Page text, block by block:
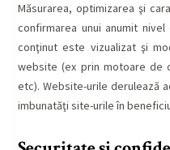
Măsurarea, optimizarea şi
confirmarea unui anumit
conţinut este vizualizat şi
website (ex prin motoare de
etc). Website-urile derulează
imbunatăţi site-urile în